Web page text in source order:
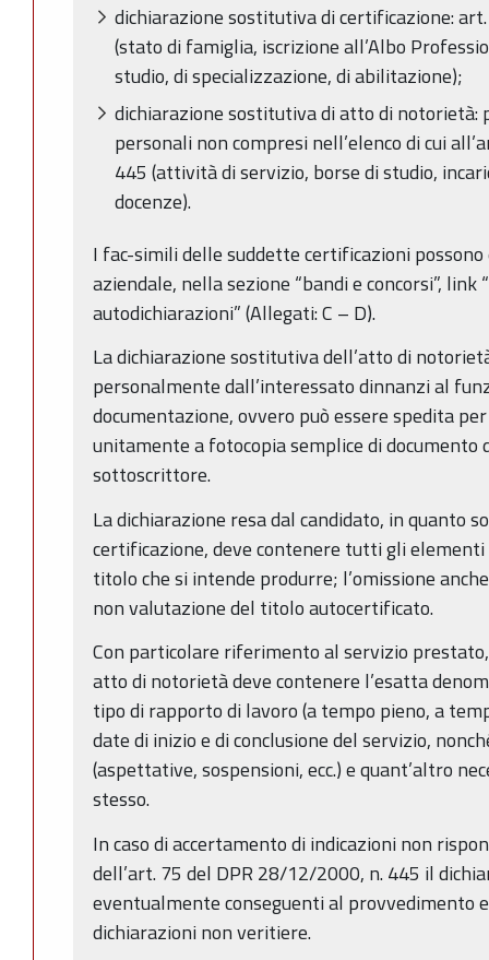
dichiarazione sostitutiva di certificazione:
(stato di famiglia, iscrizione all’Albo
studio, di specializzazione, di abilitazione);
dichiarazione sostitutiva di atto di
personali non compresi nell’elenco di cui
445 (attività di servizio, borse di studio,
docenze).
I fac-simili delle suddette certificazioni
aziendale, nella sezione “bandi e concorsi”,
autodichiarazioni” (Allegati: C – D).
La dichiarazione sostitutiva dell’atto di
personalmente dall’interessato dinnanzi al
documentazione, ovvero può essere spedita
unitamente a fotocopia semplice di
sottoscrittore.
La dichiarazione resa dal candidato, in
certificazione, deve contenere tutti gli
titolo che si intende produrre; l’omissione
non valutazione del titolo autocertificato.
Con particolare riferimento al servizio
atto di notorietà deve contenere l’esatta
tipo di rapporto di lavoro (a tempo pieno, a
date di inizio e di conclusione del servizio,
(aspettative, sospensioni, ecc.) e quant’altro
stesso.
In caso di accertamento di indicazioni non
dell’art. 75 del DPR 28/12/2000, n. 445 il
eventualmente conseguenti al provvedimento
dichiarazioni non veritiere.